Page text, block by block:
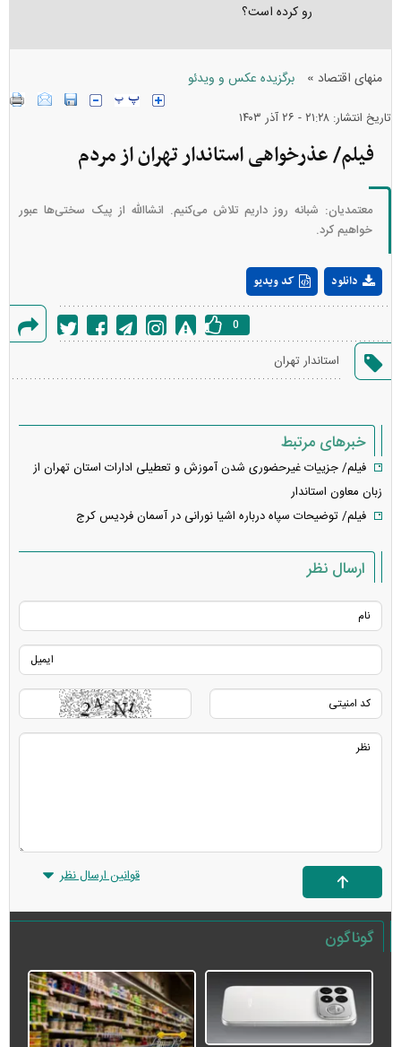
رو کرده است؟
منهای اقتصاد » برگزیده عکس و ویدئو
تاریخ انتشار: ۲۱:۲۸ - ۲۶ آذر ۱۴۰۳
فیلم/ عذرخواهی استاندار تهران از مردم
معتمدیان: شبانه روز داریم تلاش می‌کنیم. انشاالله از پیک سختی‌ها عبور
خواهیم کرد.
Play
Video
کد ویدیو دانلود
خطا
0
استاندار تهران
خبرهای مرتبط
فیلم/ جزییات غیرحضوری شدن آموزش و تعطیلی ادارات استان تهران از
زبان معاون استاندار
فیلم/ توضیحات سپاه درباره اشیا نورانی در آسمان فردیس کرج
ارسال نظر
قوانین ارسال نظر
گوناگون